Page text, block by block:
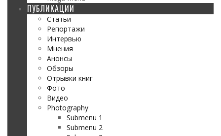
ПУБЛИКАЦИИ
Статьи
Репортажи
Интервью
Мнения
Анонсы
Обзоры
Отрывки книг
Фото
Видео
Photography
Submenu 1
Submenu 2